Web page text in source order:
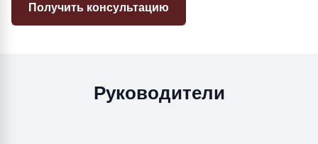
Получить консультацию
Руководители